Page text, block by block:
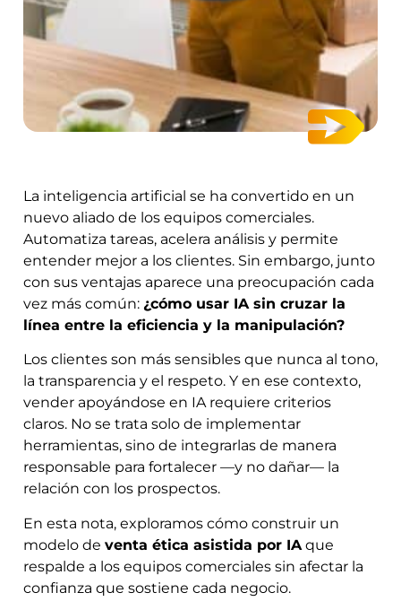
La inteligencia artificial se ha convertido en un
nuevo aliado de los equipos comerciales.
Automatiza tareas, acelera análisis y permite
entender mejor a los clientes. Sin embargo, junto
con sus ventajas aparece una preocupación cada
vez más común: ¿cómo usar IA sin cruzar la
línea entre la eficiencia y la manipulación?
Los clientes son más sensibles que nunca al tono,
la transparencia y el respeto. Y en ese contexto,
vender apoyándose en IA requiere criterios
claros. No se trata solo de implementar
herramientas, sino de integrarlas de manera
responsable para fortalecer —y no dañar— la
relación con los prospectos.
En esta nota, exploramos cómo construir un
modelo de venta ética asistida por IA que
respalde a los equipos comerciales sin afectar la
confianza que sostiene cada negocio.